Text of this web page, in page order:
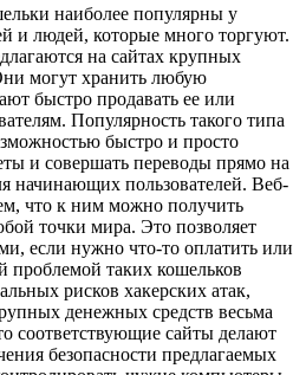
наиболее популярны у
и людей, которые много торгуют.
на сайтах крупных
могут хранить любую
быстро продавать ее или
Популярность такого типа
быстро и просто
и совершать переводы прямо на
начинающих пользователей. Веб-
что к ним можно получить
точки мира. Это позволяет
если нужно что-то оплатить или
проблемой таких кошельков
рисков хакерских атак,
денежных средств весьма
соответствующие сайты делают
безопасности предлагаемых